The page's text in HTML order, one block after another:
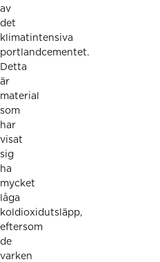
av
det
klimatintensiva
portlandcementet.
Detta
är
material
som
har
visat
sig
ha
mycket
låga
koldioxidutsläpp,
eftersom
de
varken